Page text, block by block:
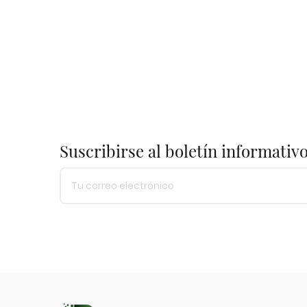
Suscribirse al boletín